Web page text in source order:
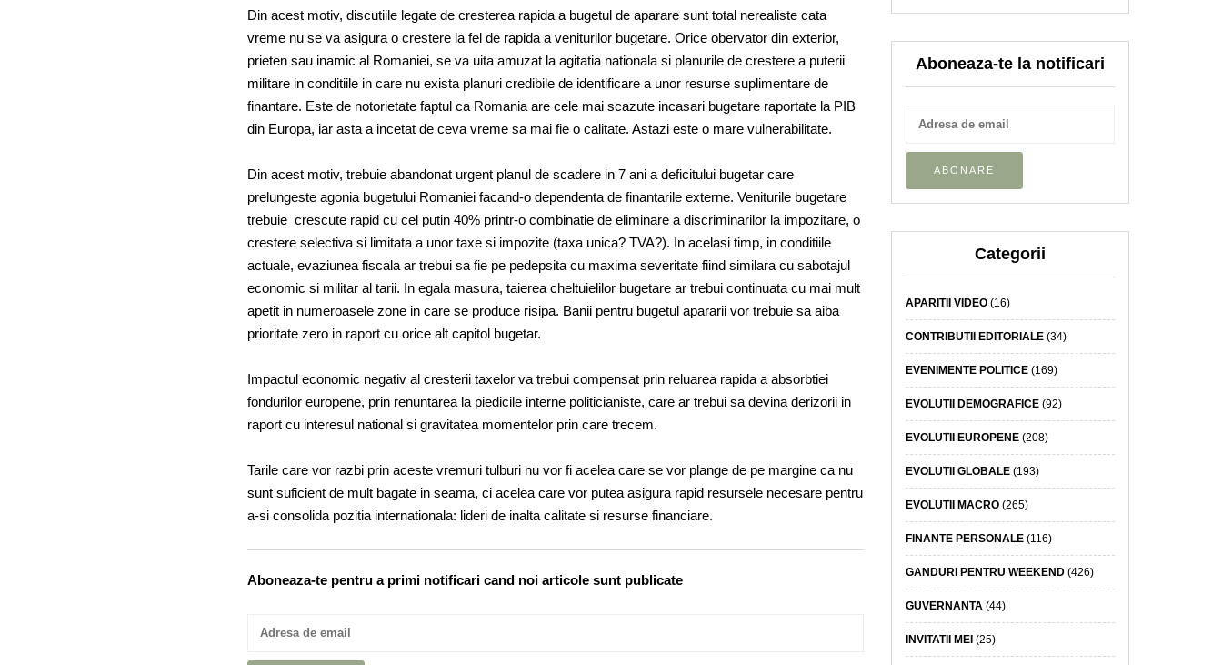
Din acest motiv, discutiile legate de cresterea rapida a bugetul de aparare sunt total nerealiste cata
vreme nu se va asigura o crestere la fel de rapida a veniturilor bugetare. Orice obervator din exterior,
prieten sau inamic al Romaniei, se va uita amuzat la agitatia nationala si planurile de crestere a puterii
militare in conditiile in care nu exista planuri credibile de identificare a unor resurse suplimentare de
finantare. Este de notorietate faptul ca Romania are cele mai scazute incasari bugetare raportate la PIB
din Europa, iar asta a incetat de ceva vreme sa mai fie o calitate. Astazi este o mare vulnerabilitate.
Din acest motiv, trebuie abandonat urgent planul de scadere in 7 ani a deficitului bugetar care
prelungeste agonia bugetului Romaniei facand-o dependenta de finantarile externe. Veniturile bugetare
trebuie crescute rapid cu cel putin 40% printr-o combinatie de eliminare a discriminarilor la impozitare, o
crestere selectiva si limitata a unor taxe si impozite (taxa unica? TVA?). In acelasi timp, in conditiile
actuale, evaziunea fiscala ar trebui sa fie pe pedepsita cu maxima severitate fiind similara cu sabotajul
economic si militar al tarii. In egala masura, taierea cheltuielilor bugetare ar trebui continuata cu mai mult
apetit in numeroasele zone in care se produce risipa. Banii pentru bugetul apararii vor trebuie sa aiba
prioritate zero in raport cu orice alt capitol bugetar.
Impactul economic negativ al cresterii taxelor va trebui compensat prin reluarea rapida a absorbtiei
fondurilor europene, prin renuntarea la piedicile interne politicianiste, care ar trebui sa devina derizorii in
raport cu interesul national si gravitatea momentelor prin care trecem.
Tarile care vor razbi prin aceste vremuri tulburi nu vor fi acelea care se vor plange de pe margine ca nu
sunt suficient de mult bagate in seama, ci acelea care vor putea asigura rapid resursele necesare pentru
a-si consolida pozitia internationala: lideri de inalta calitate si resurse financiare.
Aboneaza-te pentru a primi notificari cand noi articole sunt publicate
Aboneaza-te la notificari
Categorii
APARITII VIDEO(16)
CONTRIBUTII EDITORIALE(34)
EVENIMENTE POLITICE(169)
EVOLUTII DEMOGRAFICE(92)
EVOLUTII EUROPENE(208)
EVOLUTII GLOBALE(193)
EVOLUTII MACRO(265)
FINANTE PERSONALE(116)
GANDURI PENTRU WEEKEND(426)
GUVERNANTA (44)
INVITATII MEI(25)